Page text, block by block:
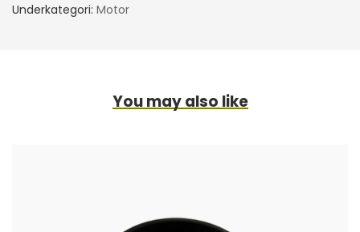
Underkategori: Motor
You may also like